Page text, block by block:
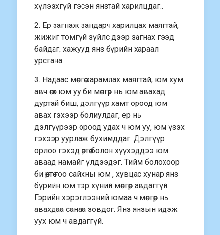
хүлээхгүй гэсэн янзтай харилцдаг..
2. Ер загнаж зандарч харилцах маягтай,
жижиг томгүй зүйлс дээр загнах гээд
байдаг, хажууд янз бүрийн хараал
урсгана.
3. Надаас мөнгөө харамлах маягтай, юм хум
авч өгөх юм уу би мөнгөөр нь юм авахад
дуртай биш, дэлгүүр хамт ороод юм
авах гэхээр болиулдаг, ер нь
дэлгүүрээр ороод удах ч юм уу, юм үзэх
гэхээр уурлаж бухимддаг. Дэлгүүр
орлоо гэхэд өөртөө болон хүүхэддээ юм
аваад намайг үлдээдэг. Тийм болохоор
би өөртөө гоо сайхны юм , хувцас хунар янз
бүрийн юм тэр хүний мөнгөөр авдаггүй.
Гэрийн хэрэглээний юмаа ч мөнгөөр нь
авахдаа санаа зовдог. Янз янзын идэж
уух юм ч авдаггүй.